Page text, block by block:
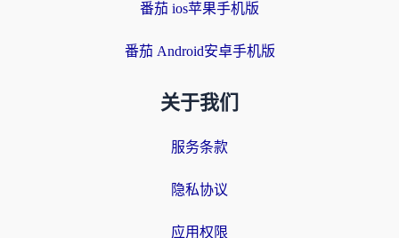
番茄 ios苹果手机版
番茄 Android安卓手机版
关于我们
服务条款
隐私协议
应用权限